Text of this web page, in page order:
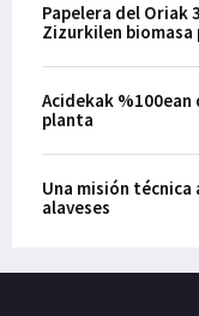
Papelera del Oriak
Zizurkilen
Acidekak
planta
Una misión
alaveses